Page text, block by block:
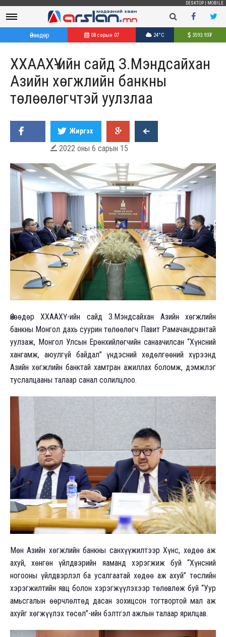
DESKTOP MOBILE
Өнөөдөр 08 сарын 07 24°C 3593.93₮
ХХААХҮ-ийн сайд З.Мэндсайхан
Азийн хөгжлийн банкны
төлөөлөгчтэй уулзлаа
Жиргэх
 2022 оны 6 сарын 15
Өнөөдөр ХХААХҮ-ийн сайд З.Мэндсайхан Азийн хөгжлийн
банкны Монгол дахь суурин төлөөлөгч Павит Рамачандрантай
уулзаж, Монгол Улсын Ерөнхийлөгчийн санаачилсан “Хүнсний
хангамж, аюулгүй байдал” үндэсний хөдөлгөөний хүрээнд
Азийн хөгжлийн банктай хамтран ажиллах боломж, дэмжлэг
туслалцааны талаар санал солилцлоо.
Мөн Азийн хөгжлийн банкны санхүүжилтээр Хүнс, хөдөө аж
ахуй, хөнгөн үйлдвэрийн яаманд хэрэгжиж буй “Хүнсний
ногооны үйлдвэрлэл ба усалгаатай хөдөө аж ахуй” төслийн
хэрэгжилтийн явц болон хэрэгжүүлэхээр төлөвлөж буй “Уур
амьсгалын өөрчлөлтөд дасан зохицсон тогтвортой мал аж
ахуйг хөгжүүлэх төсөл”-ийн бэлтгэл ажлын талаар ярилцав.